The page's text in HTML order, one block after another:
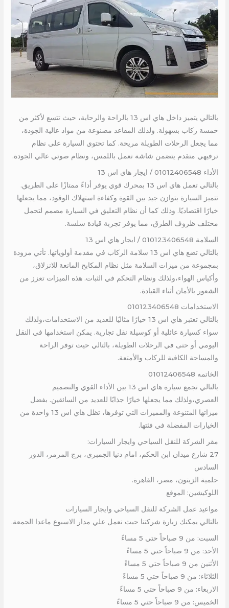
بالتالي يتميز داخل هاي اس 13 بالراحة والرحابة، حيث تتسع لأكثر من
خمسة ركاب بسهولة. ولذلك المقاعد مصنوعة من مواد عالية الجودة،
مما يجعل الرحلات الطويلة مريحة. كما تحتوي السيارة على نظام
ترفيهي متقدم يتضمن شاشة تعمل باللمس، ونظام صوتي عالي الجودة.
الأداء 01012406548 / ايجار هاي اس 13
بالتالي تعمل هاي اس 13 بمحرك قوي يوفر أداءً ممتازًا على الطريق.
تتميز السيارة بتوازن جيد بين القوة وكفاءة استهلاك الوقود، مما يجعلها
خيارًا اقتصاديًا. وذلك كما أن نظام التعليق في السيارة مصمم لتحمل
مختلف ظروف الطرق، مما يوفر تجربة قيادة سلسة.
السلامة 010123406548 / ايجار هاي اس 13
بالتالي تضع هاي اس 13 سلامة الركاب في مقدمة أولوياتها. تأتي مزودة
بمجموعة من ميزات السلامة مثل نظام المكابح المانعة للانزلاق،
وأكياس الهواء،ولذلك ونظام التحكم في الثبات. هذه الميزات تعزز من
الشعور بالأمان أثناء القيادة.
الاستخدامات 010123406548
بالتالي تعتبر هاي اس 13 خيارًا مثاليًا للعديد من الاستخدامات،ولذلك
سواء كسيارة عائلية أو كوسيلة نقل تجارية. يمكن استخدامها في النقل
اليومي أو حتى في الرحلات الطويلة، بالتالي حيث توفر الراحة
والمساحة الكافية للركاب والأمتعة.
الخاتمه 01012406548
بالتالي تجمع سيارة هاي اس 13 بين الأداء القوي والتصميم
العصري،ولذلك مما يجعلها خيارًا جذابًا للعديد من السائقين. بفضل
ميزاتها المتنوعة والمميزات التي توفرها، تظل هاي اس 13 واحدة من
الخيارات المفضلة في فئتها.
مقر الشركة للنقل السياحي وايجار السيارات:
27 شارع ميدان ابن الحكم، امام دنيا الجمبري، برج المرمر، الدور
السادس
حلمية الزيتون، مصر، القاهرة.
اللوكيشين: الموقع
مواعيد عمل الشركة للنقل السياحي وايجار السيارات
بالتالي يمكنك زيارة شركتنا حيث نعمل علي مدار الاسبوع ماعدا الجمعة.
السبت: من 9 صباحاً حتي 5 مساءً
الأحد: من 9 صباحاً حتي 5 مساءً
الأثنين من 9 صباحاً حتي 5 مساءً
الثلاثاء: من 9 صباحاً حتي 5 مساءً
الاربعاء: من 9 صباحاً حتي 5 مساءً
الخميس: من 9 صباحاً حتي 5 مساءً